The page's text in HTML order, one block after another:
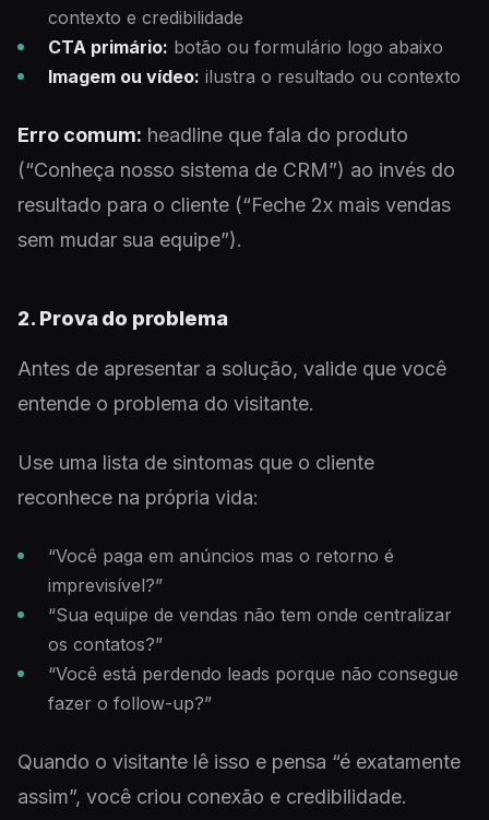
contexto e credibilidade
CTA primário: botão ou formulário logo abaixo
Imagem ou vídeo: ilustra o resultado ou contexto
Erro comum: headline que fala do produto
(“Conheça nosso sistema de CRM”) ao invés do
resultado para o cliente (“Feche 2x mais vendas
sem mudar sua equipe”).
2. Prova do problema
Antes de apresentar a solução, valide que você
entende o problema do visitante.
Use uma lista de sintomas que o cliente
reconhece na própria vida:
“Você paga em anúncios mas o retorno é
imprevisível?”
“Sua equipe de vendas não tem onde centralizar
os contatos?”
“Você está perdendo leads porque não consegue
fazer o follow-up?”
Quando o visitante lê isso e pensa “é exatamente
assim”, você criou conexão e credibilidade.